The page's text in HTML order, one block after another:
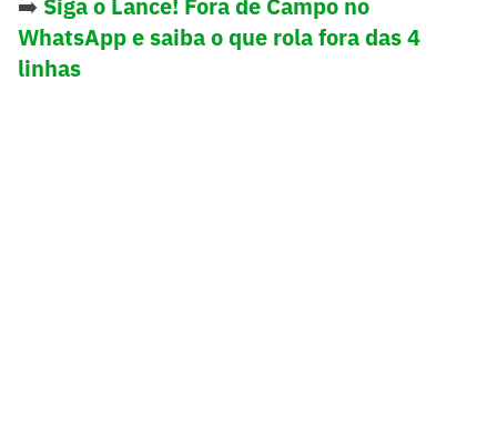
WhatsApp e saiba o que rola fora das 4
linhas